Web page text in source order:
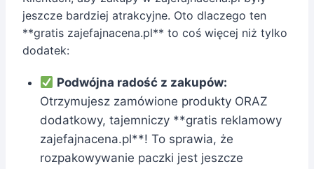
jeszcze bardziej atrakcyjne. Oto dlaczego ten
**gratis zajefajnacena.pl** to coś więcej niż tylko
dodatek:
Podwójna radość z zakupów:
Otrzymujesz zamówione produkty ORAZ
dodatkowy, tajemniczy **gratis reklamowy
zajefajnacena.pl**! To sprawia, że
rozpakowywanie paczki jest jeszcze